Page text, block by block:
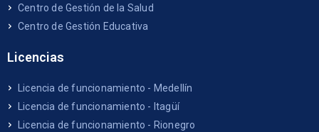
Centro de Gestión de la Salud
Centro de Gestión Educativa
Licencias
Licencia de funcionamiento - Medellín
Licencia de funcionamiento - Itagüí
Licencia de funcionamiento - Rionegro